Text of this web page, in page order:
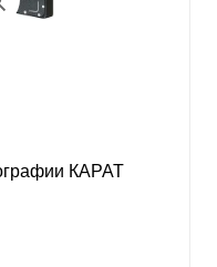
КАРАТ